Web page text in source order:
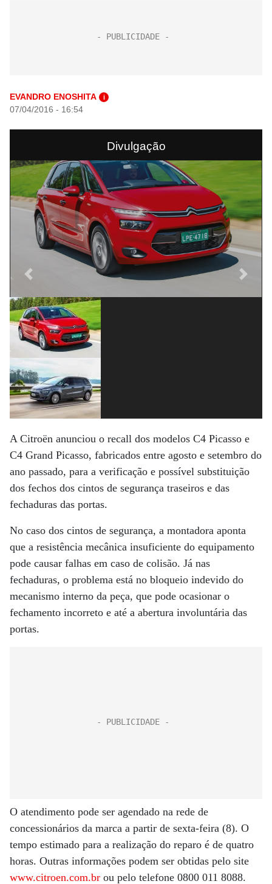
EVANDRO ENOSHITA i
07/04/2016 - 16:54
Divulgação
Previous Next
A Citroën anunciou o recall dos modelos C4 Picasso e
C4 Grand Picasso, fabricados entre agosto e setembro do
ano passado, para a verificação e possível substituição
dos fechos dos cintos de segurança traseiros e das
fechaduras das portas.
No caso dos cintos de segurança, a montadora aponta
que a resistência mecânica insuficiente do equipamento
pode causar falhas em caso de colisão. Já nas
fechaduras, o problema está no bloqueio indevido do
mecanismo interno da peça, que pode ocasionar o
fechamento incorreto e até a abertura involuntária das
portas.
O atendimento pode ser agendado na rede de
concessionários da marca a partir de sexta-feira (8). O
tempo estimado para a realização do reparo é de quatro
horas. Outras informações podem ser obtidas pelo site
www.citroen.com.br ou pelo telefone 0800 011 8088.